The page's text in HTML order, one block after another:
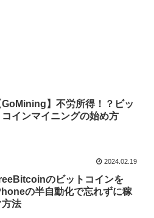
GoMining】不労所得！？ビッ
コインマイニングの始め方
2024.02.19
のビットコインを
の半自動化で忘れずに稼
方法